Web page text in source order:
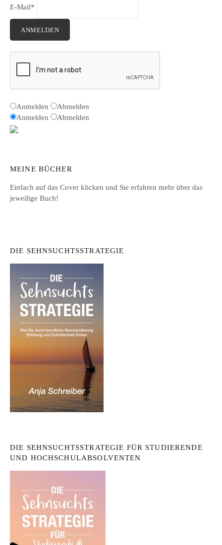
E-Mail*
ANMELDEN
Anmelden
Abmelden
Anmelden
Abmelden
MEINE BÜCHER
Einfach auf das Cover klicken und Sie erfahren mehr über das
jeweilige Buch!
DIE SEHNSUCHTSSTRATEGIE
DIE SEHNSUCHTSSTRATEGIE FÜR STUDIERENDE
UND HOCHSCHULABSOLVENTEN